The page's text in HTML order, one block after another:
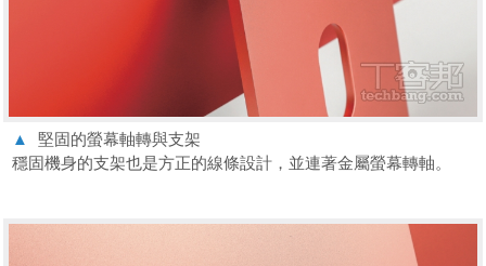
▲
堅固的螢幕軸轉與支架
穩固機身的支架也是方正的線條設計，並連著金屬螢幕轉軸。